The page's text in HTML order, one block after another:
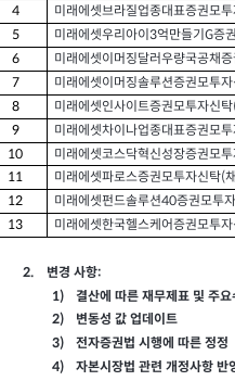
4 미래에셋브라질업종대표증권모
5 미래에셋우리아이 3억만들기G증
6 미래에셋이머징달러우량국공채
7 미래에셋이머징솔루션증권모투
8 미래에셋인사이트증권모투자신탁
9 미래에셋차이나업종대표증권모
10 미래에셋코스닥혁신성장증권모
11 미래에셋파로스증권모투자신탁(
12 미래에셋펀드솔루션40증권모투
13 미래에셋한국헬스케어증권모투
2. 변경 사항:
1)
결산에 따른 재무제표 및 주
2)
변동성 값 업데이트
3)
전자증권법 시행에 따른 정정
4)
자본시장법 관련 개정사항 반